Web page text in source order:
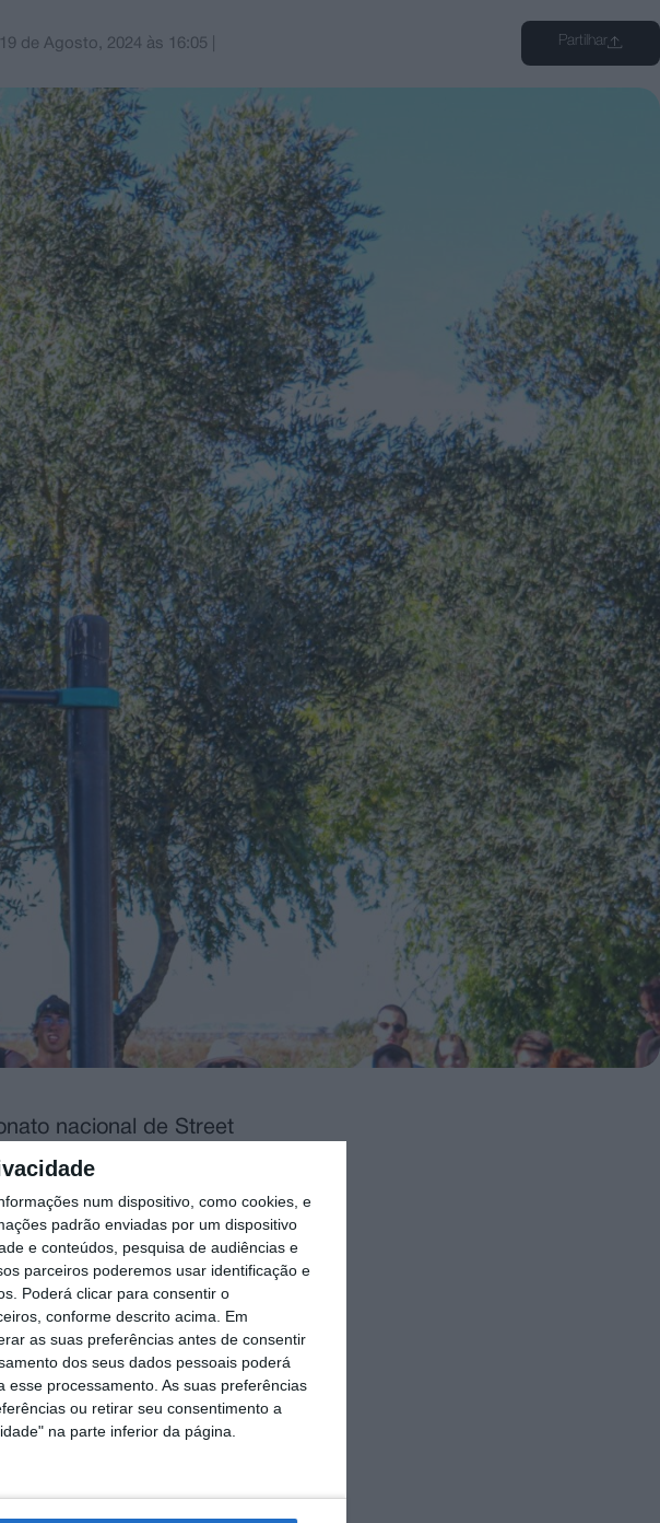
num dispositivo, como cookies, e
padrão enviadas por um dispositivo
e conteúdos, pesquisa de audiências e
parceiros poderemos usar identificação e
Poderá clicar para consentir o
conforme descrito acima. Em
as suas preferências antes de consentir
dos seus dados pessoais poderá
processamento. As suas preferências
ou retirar seu consentimento a
na parte inferior da página.
19 de Agosto, 2024 às 16:05 Partilhar
nacional de Street
prática de exercícios de
até a alguns mais
e o acesso aos
se vice campeão. Miguel
Márcia Cabral foi